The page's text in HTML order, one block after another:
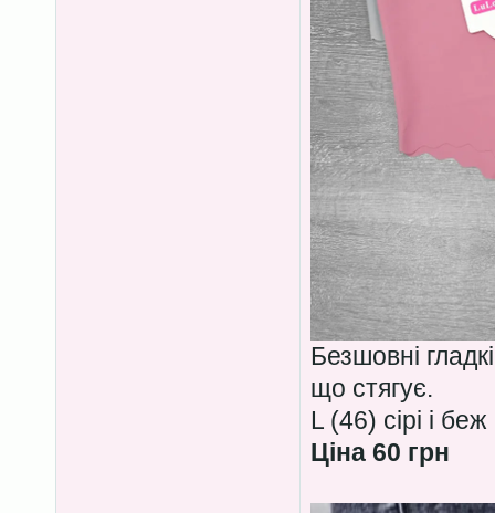
Безшовні
що стягує.
L (46) сірі і беж
Ціна 60 грн